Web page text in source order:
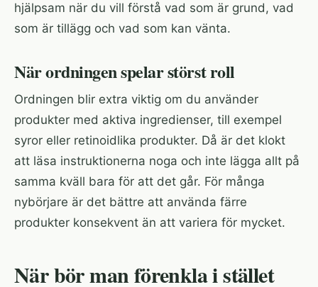
hjälpsam när du vill förstå vad som är grund, vad
som är tillägg och vad som kan vänta.
När ordningen spelar störst roll
Ordningen blir extra viktig om du använder
produkter med aktiva ingredienser, till exempel
syror eller retinoidlika produkter. Då är det klokt
att läsa instruktionerna noga och inte lägga allt på
samma kväll bara för att det går. För många
nybörjare är det bättre att använda färre
produkter konsekvent än att variera för mycket.
När bör man förenkla i stället